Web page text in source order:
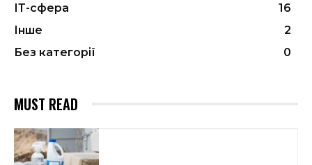
ІТ-сфера
16
Інше
2
Без категорії
0
MUST READ